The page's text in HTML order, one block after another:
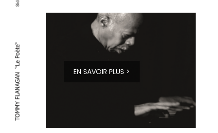
EN SAVOIR PLUS >